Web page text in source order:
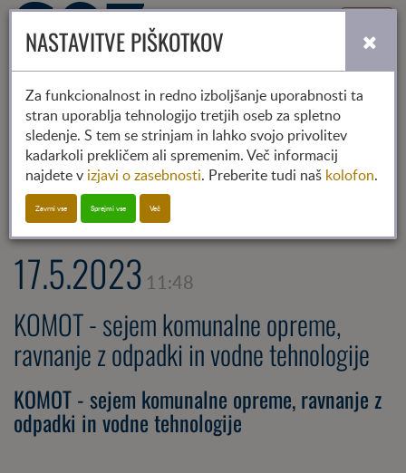
2022 2023
2024
01
02 03 04 05 06 07 08 09 10
17.5.2023 11:48
KOMOT - sejem komunalne opreme,
ravnanje z odpadki in vodne tehnologije
KOMOT - sejem komunalne opreme, ravnanje z
odpadki in vodne tehnologije
NASTAVITVE PIŠKOTKOV
Za funkcionalnost in redno izboljšanje uporabnosti ta
stran uporablja tehnologijo tretjih oseb za spletno
sledenje. S tem se strinjam in lahko svojo privolitev
kadarkoli prekličem ali spremenim. Več informacij
najdete v izjavi o zasebnosti. Preberite tudi naš kolofon.
Zavrni vse Sprejmi vse Več